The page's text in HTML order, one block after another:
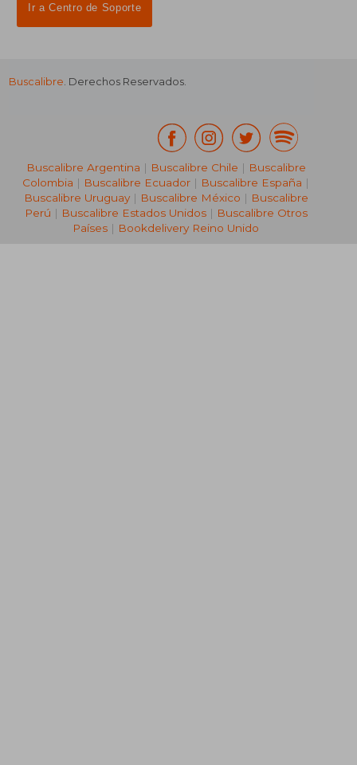
Ir a Centro de Soporte
Buscalibre. Derechos Reservados.
Buscalibre Argentina | Buscalibre Chile | Buscalibre
Colombia | Buscalibre Ecuador | Buscalibre España |
Buscalibre Uruguay| Buscalibre México | Buscalibre
Perú | Buscalibre Estados Unidos| Buscalibre Otros
Países | Bookdelivery Reino Unido